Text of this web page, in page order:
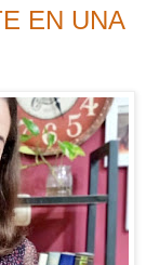
EN UNA